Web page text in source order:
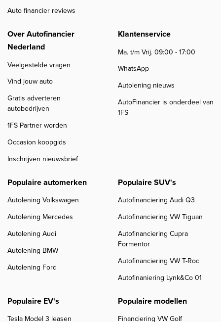
Auto financier reviews
Over Autofinancier
Nederland
Veelgestelde vragen
Vind jouw auto
Gratis adverteren
autobedrijven
1FS Partner worden
Occasion koopgids
Inschrijven nieuwsbrief
Klantenservice
Ma. t/m Vrij. 09:00 - 17:00
WhatsApp
Autolening nieuws
AutoFinancier is onderdeel van
1FS
Populaire automerken
Autolening Volkswagen
Autolening Mercedes
Autolening Audi
Autolening BMW
Autolening Ford
Populaire SUV's
Autofinanciering Audi Q3
Autofinanciering VW Tiguan
Autofinanciering Cupra
Formentor
Autofinanciering VW T-Roc
Autofinaniering Lynk&Co 01
Populaire EV's
Tesla Model 3 leasen
Populaire modellen
Financiering VW Golf